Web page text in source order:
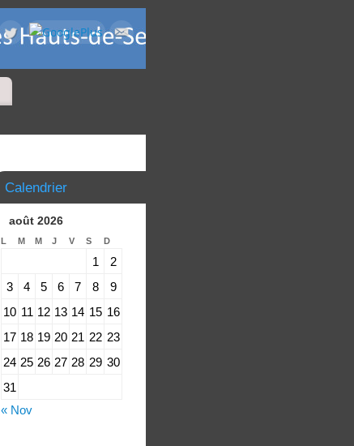
Calendrier
août 2026
L M M J V S D
1
2
3
4 5 6 7 8
9
10 11 12 13 14 15 16
17 18 19 20 21 22 23
24 25 26 27 28 29 30
31
« Nov